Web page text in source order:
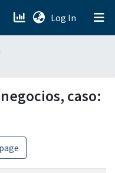
Log In (current)
caso: